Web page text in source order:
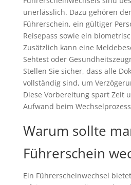
unerlässlich. Dazu gehören
Führerschein, ein gültiger
Reisepass sowie ein
Zusätzlich kann eine
Sehtest oder
Stellen Sie sicher, dass alle
vollständig sind, um
Diese Vorbereitung spart Zeit
Aufwand beim
Warum sollte
Führerschein
Ein Führerscheinwechsel